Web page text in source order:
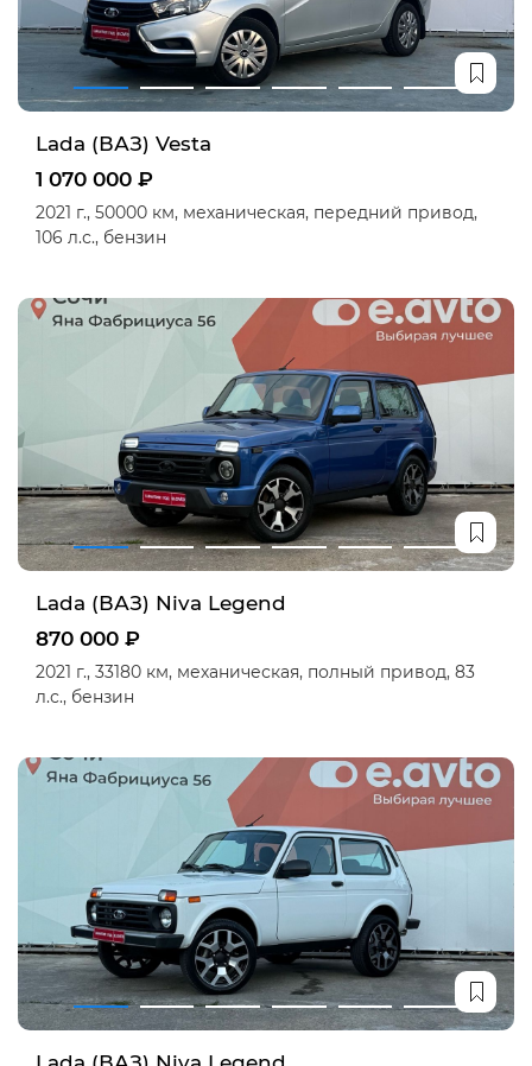
Lada (ВАЗ) Vesta
1 070 000 ₽
2021 г., 50000 км, механическая, передний привод,
106 л.с., бензин
Lada (ВАЗ) Niva Legend
870 000 ₽
2021 г., 33180 км, механическая, полный привод, 83
л.с., бензин